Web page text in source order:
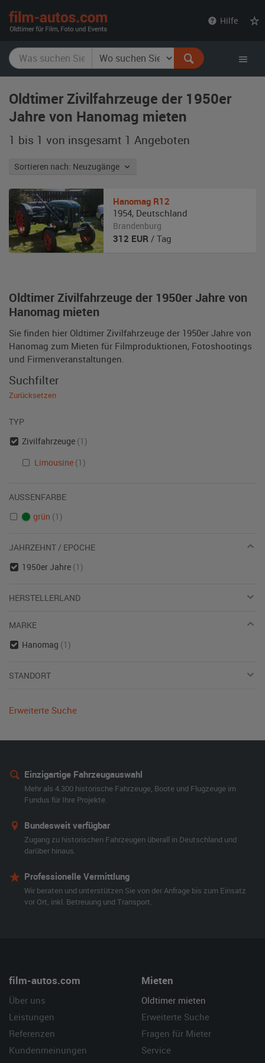
Hilfe
Oldtimer Zivilfahrzeuge der 1950er
Jahre von Hanomag mieten
1 bis 1 von insgesamt 1 Angeboten
Sortieren nach: Neuzugänge
Oldtimer Zivilfahrzeuge der 1950er Jahre von
Hanomag mieten
Sie finden hier Oldtimer Zivilfahrzeuge der 1950er Jahre von
Hanomag zum Mieten für Filmproduktionen, Fotoshootings
und Firmenveranstaltungen.
Hanomag R12
1954, Deutschland
Brandenburg
312 EUR / Tag
Suchfilter
Zurücksetzen
TYP
Zivilfahrzeuge (1)
Limousine (1)
AUSSENFARBE
grün (1)
JAHRZEHNT / EPOCHE
1950er Jahre (1)
HERSTELLERLAND
MARKE
Hanomag (1)
STANDORT
Erweiterte Suche
Einzigartige Fahrzeugauswahl
Mehr als 4.300 historische Fahrzeuge, Boote und Flugzeuge im
Fundus für Ihre Projekte.
Bundesweit verfügbar
Zugang zu historischen Fahrzeugen überall in Deutschland und
darüber hinaus.
Professionelle Vermittlung
Wir beraten und unterstützen Sie von der Anfrage bis zum Einsatz
vor Ort, inkl. Betreuung und Transport.
film-autos.com
Über uns
Leistungen
Referenzen
Kundenmeinungen
Mieten
Oldtimer mieten
Erweiterte Suche
Fragen für Mieter
Service